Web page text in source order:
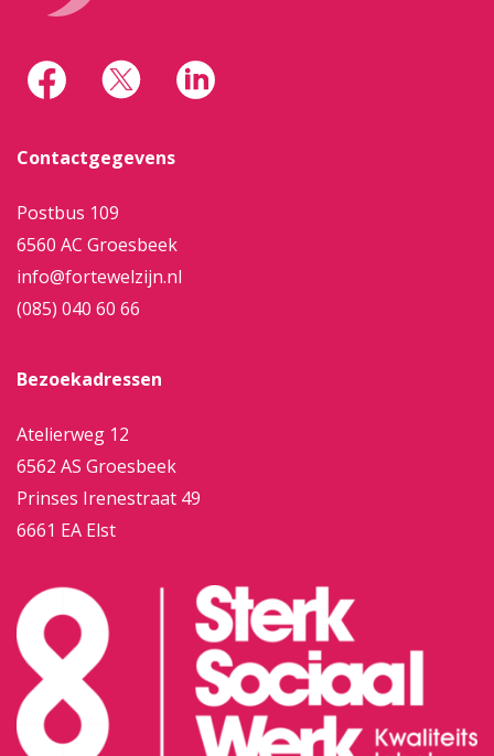
Contactgegevens
Postbus 109
6560 AC Groesbeek
info@fortewelzijn.nl
(085) 040 60 66
Bezoekadressen
Atelierweg 12
6562 AS Groesbeek
Prinses Irenestraat 49
6661 EA Elst